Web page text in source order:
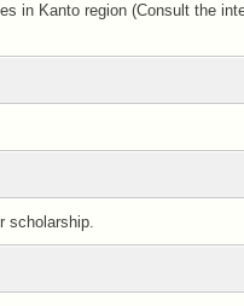
in Kanto region (Consult the
scholarship.